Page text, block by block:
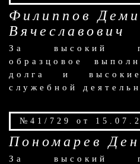
Филиппов
Вячеславович
За высокий
образцовое
долга и
служебной
№41/729 от
Пономарев
За высокий